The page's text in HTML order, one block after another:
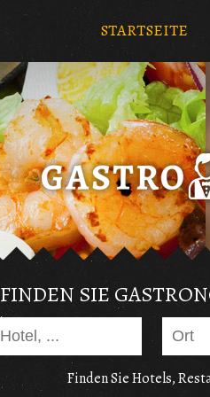
STARTSEITE
FINDEN SIE
Finden Sie Hotels,